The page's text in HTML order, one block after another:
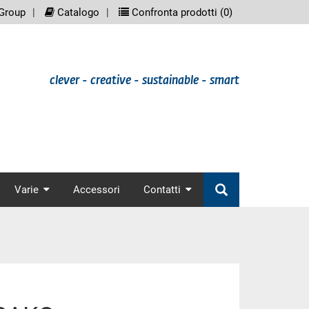
Catalogo Confronta prodotti (0)
clever - creative - sustainable - smart
Varie Accessori Contatti